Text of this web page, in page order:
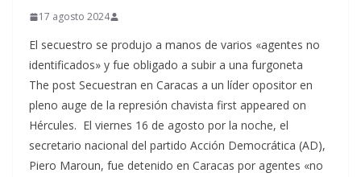
17 agosto 2024
El secuestro se produjo a manos de varios «agentes no
identificados» y fue obligado a subir a una furgoneta
The post Secuestran en Caracas a un líder opositor en
pleno auge de la represión chavista first appeared on
Hércules. El viernes 16 de agosto por la noche, el
secretario nacional del partido Acción Democrática (AD),
Piero Maroun, fue detenido en Caracas por agentes «no